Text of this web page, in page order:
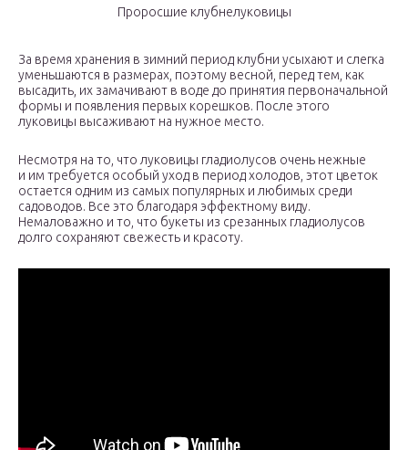
Проросшие клубнелуковицы
За время хранения в зимний период клубни усыхают и слегка
уменьшаются в размерах, поэтому весной, перед тем, как
высадить, их замачивают в воде до принятия первоначальной
формы и появления первых корешков. После этого
луковицы высаживают на нужное место.
Несмотря на то, что луковицы гладиолусов очень нежные
и им требуется особый уход в период холодов, этот цветок
остается одним из самых популярных и любимых среди
садоводов. Все это благодаря эффектному виду.
Немаловажно и то, что букеты из срезанных гладиолусов
долго сохраняют свежесть и красоту.